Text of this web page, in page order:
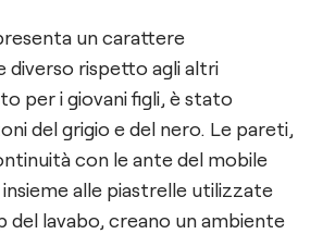
un carattere
rispetto agli altri
per i giovani figli, è stato
del grigio e del nero. Le pareti,
con le ante del mobile
alle piastrelle utilizzate
del lavabo, creano un ambiente